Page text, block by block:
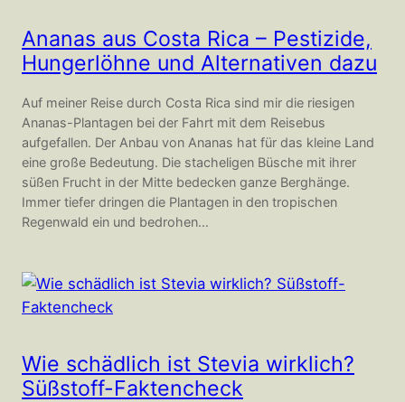
Ananas aus Costa Rica – Pestizide,
Hungerlöhne und Alternativen dazu
Auf meiner Reise durch Costa Rica sind mir die riesigen
Ananas-Plantagen bei der Fahrt mit dem Reisebus
aufgefallen. Der Anbau von Ananas hat für das kleine Land
eine große Bedeutung. Die stacheligen Büsche mit ihrer
süßen Frucht in der Mitte bedecken ganze Berghänge.
Immer tiefer dringen die Plantagen in den tropischen
Regenwald ein und bedrohen…
Wie schädlich ist Stevia wirklich?
Süßstoff-Faktencheck